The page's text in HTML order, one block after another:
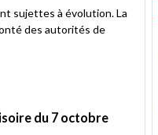
sujettes à évolution. La
des autorités de
du 7 octobre